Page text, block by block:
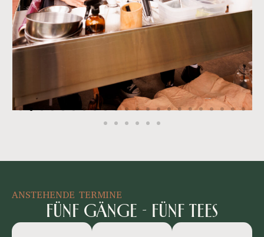
ANSTEHENDE TERMINE
Fünf Gänge - Fünf Tees